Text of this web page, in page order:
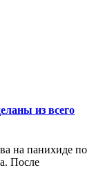
из всего
на панихиде по
После